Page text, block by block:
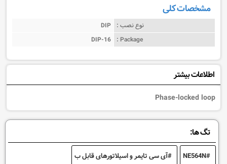
مشخصات کلی
نوع نصب : DIP
Package :
DIP-16
اطلاعات بیشتر
Phase-locked loop
تگ ها:
NE564N آی سی تایمر و اسیلاتورهای قابل ب